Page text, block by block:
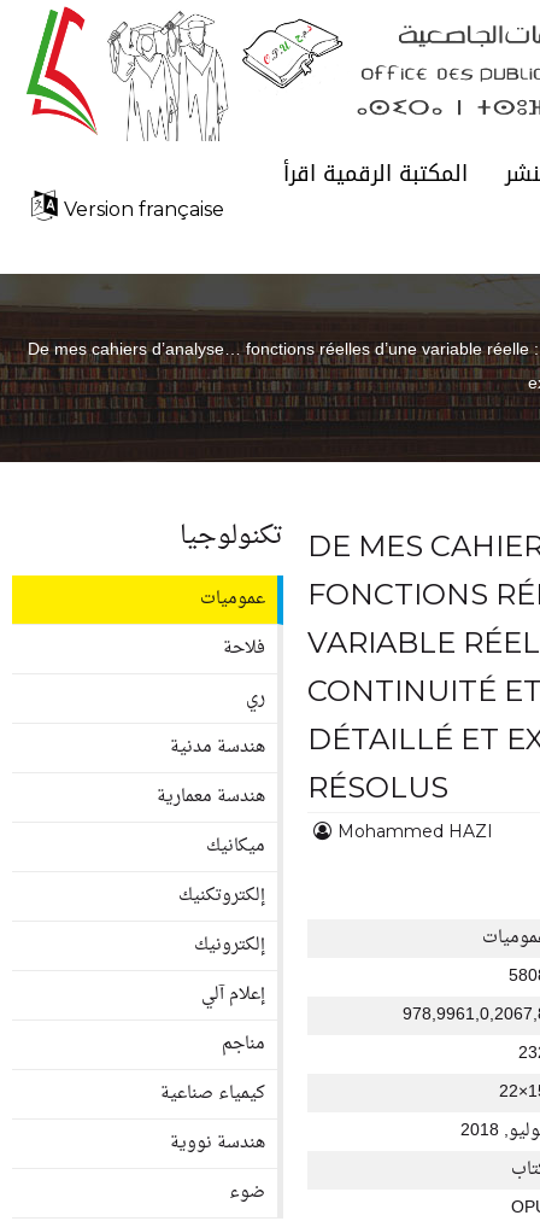
المكتبة الرقمية اقرأ
Version française
De mes cahiers d’analyse… fonctions réelles d’une variable
DE MES
FONCTIONS
VARIABLE
CONTINUITÉ
DÉTAILLÉ ET
RÉSOLUS
Mohammed HAZI
2018
تكنولوجيا
عموميات
فلاحة
ري
هندسة مدنية
هندسة معمارية
ميكانيك
إلكتروتكنيك
إلكترونيك
إعلام آلي
مناجم
كيمياء صناعية
هندسة نووية
ضوء